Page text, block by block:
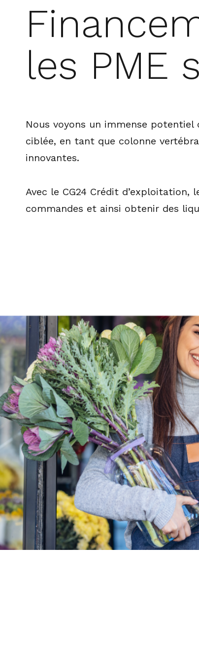
les PME
Nous voyons un immense potentiel
ciblée, en tant que colonne
innovantes.
Avec le CG24 Crédit d’exploitation,
commandes et ainsi obtenir des